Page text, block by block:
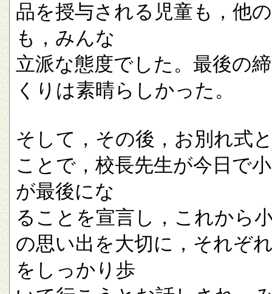
品を授与される児童も，他
も，みんな
立派な態度でした。最後の
くりは素晴らしかった。
そして，その後，お別れ式
ことで，校長先生が今日で
が最後にな
ることを宣言し，これから
の思い出を大切に，それぞ
をしっかり歩